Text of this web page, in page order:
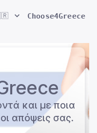
Choose4Greece
και με ποια
απόψεις σας.